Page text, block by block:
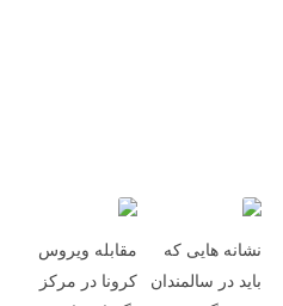
مقابله ویروس
کرونا در مرکز
نشانه هایی که
باید در سالمندان